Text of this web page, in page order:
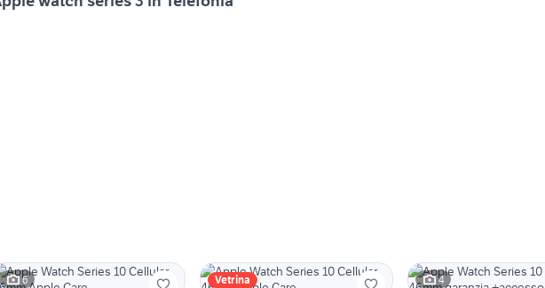
6 Vetrina 4